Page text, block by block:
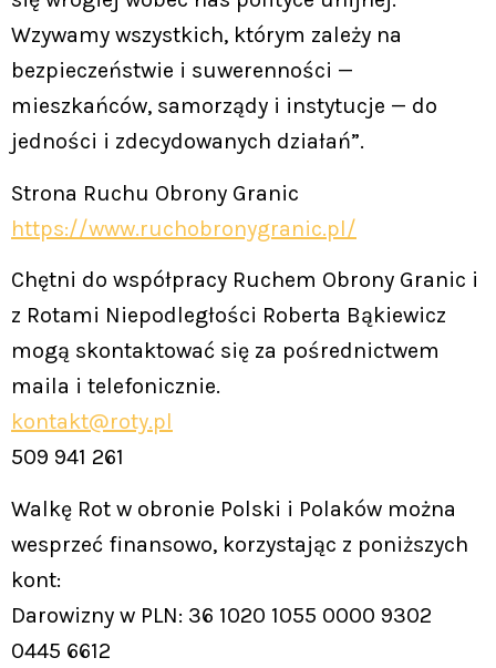
Wzywamy wszystkich, którym zależy na
bezpieczeństwie i suwerenności —
mieszkańców, samorządy i instytucje — do
jedności i zdecydowanych działań”.
Strona Ruchu Obrony Granic
https://www.ruchobronygranic.pl/
Chętni do współpracy Ruchem Obrony Granic i
z Rotami Niepodległości Roberta Bąkiewicz
mogą skontaktować się za pośrednictwem
maila i telefonicznie.
kontakt@roty.pl
509 941 261
Walkę Rot w obronie Polski i Polaków można
wesprzeć finansowo, korzystając z poniższych
kont:
Darowizny w PLN: 36 1020 1055 0000 9302
0445 6612